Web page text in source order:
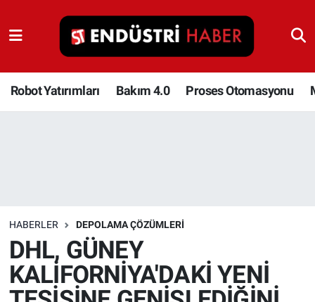
Robot Yatırımları Bakım 4.0 Proses Otomasyonu
HABERLER DEPOLAMA ÇÖZÜMLERI
DHL, GÜNEY
KALİFORNİYA'DAKİ YENİ
Robot Yatırımları
Bakım 4.0
Depolama Çözümleri
İnşaat ve Malzeme